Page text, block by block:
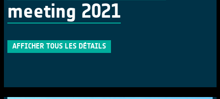
meeting 2021
AFFICHER TOUS LES DÉTAILS